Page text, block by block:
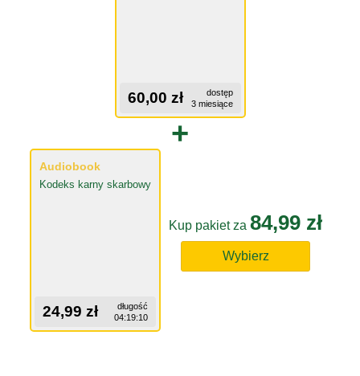
60,00 zł
dostęp
3 miesiące
+
Audiobook
Kodeks karny skarbowy
24,99 zł
długość
04:19:10
Kup pakiet za 84,99 zł
Wybierz